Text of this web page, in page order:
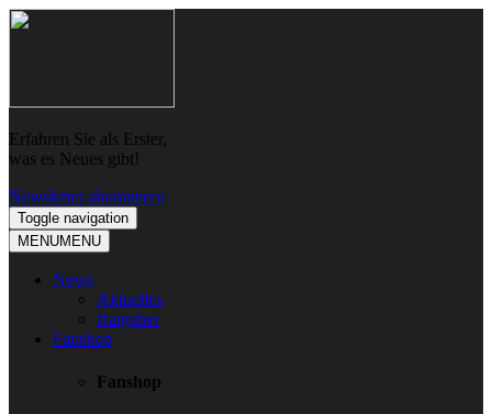
Skip
Skip
Erfahren Sie als Erster,
was es Neues gibt!
Newsletter abonnieren
Toggle navigation
MENUMENU
News
Aktuelles
Ratgeber
Fanshop
Fanshop